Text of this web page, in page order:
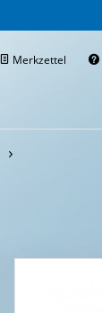
Merkzettel